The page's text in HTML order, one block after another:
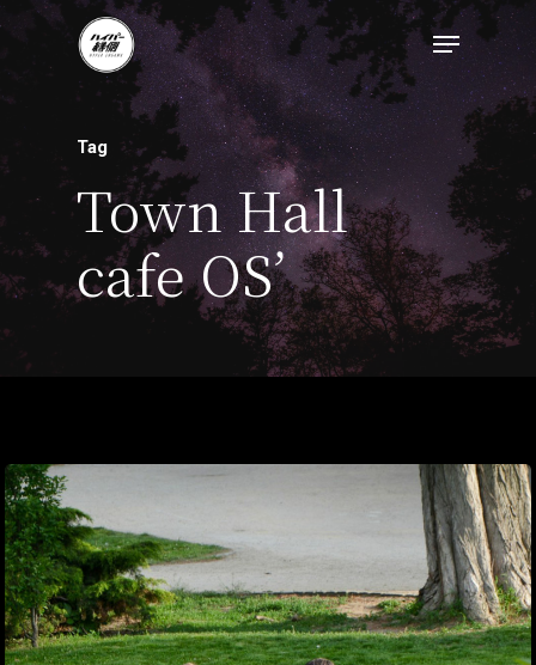
Tag
Town Hall
cafe OS’
トップページ
ハイパー縁側とは
ハイパー縁側@中津
ハイパー縁側@天満
ハイパー縁側@淀屋
ハイパー縁側@三輪
ハイパー縁側@夢キ
ハイパー縁側@東本